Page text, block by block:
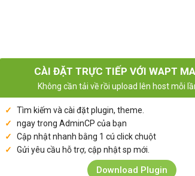
CÀI ĐẶT TRỰC TIẾP VỚI WAPT
Không cần tải về rồi upload lên host mỗi
Tìm kiếm và cài đặt plugin, theme.
ngay trong AdminCP của bạn
Cập nhật nhanh bằng 1 cú click chuột
Gửi yêu cầu hỗ trợ, cập nhật sp mới.
Download Plugin